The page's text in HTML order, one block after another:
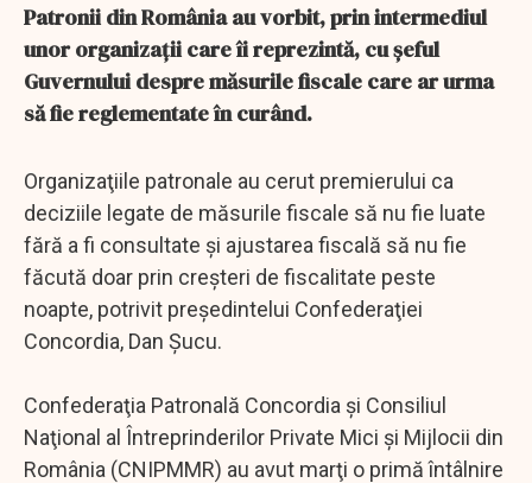
Patronii din România au vorbit, prin intermediul
unor organizații care îi reprezintă, cu șeful
Guvernului despre măsurile fiscale care ar urma
să fie reglementate în curând.
Organizaţiile patronale au cerut premierului ca
deciziile legate de măsurile fiscale să nu fie luate
fără a fi consultate şi ajustarea fiscală să nu fie
făcută doar prin creşteri de fiscalitate peste
noapte, potrivit preşedintelui Confederaţiei
Concordia, Dan Şucu.
Confederaţia Patronală Concordia şi Consiliul
Naţional al Întreprinderilor Private Mici şi Mijlocii din
România (CNIPMMR) au avut marţi o primă întâlnire